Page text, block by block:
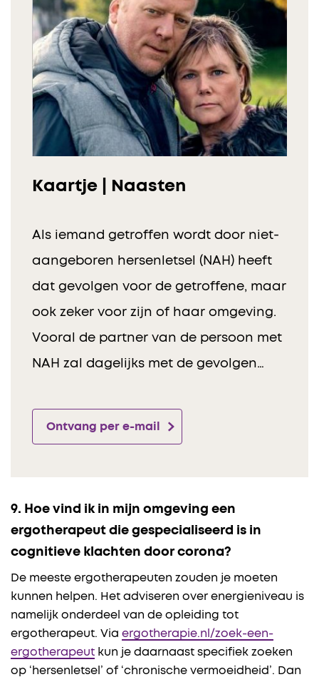
Kaartje | Naasten
Als iemand getroffen wordt door niet-
aangeboren hersenletsel (NAH) heeft
dat gevolgen voor de getroffene, maar
ook zeker voor zijn of haar omgeving.
Vooral de partner van de persoon met
NAH zal dagelijks met de gevolgen…
Ontvang per e-mail
9. Hoe vind ik in mijn omgeving een
ergotherapeut die gespecialiseerd is in
cognitieve klachten door corona?
De meeste ergotherapeuten zouden je moeten
kunnen helpen. Het adviseren over energieniveau is
namelijk onderdeel van de opleiding tot
ergotherapeut. Via ergotherapie.nl/zoek-een-
ergotherapeut kun je daarnaast specifiek zoeken
op ‘hersenletsel’ of ‘chronische vermoeidheid’. Dan